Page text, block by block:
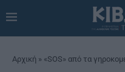
Αρχική » «SOS» από τα